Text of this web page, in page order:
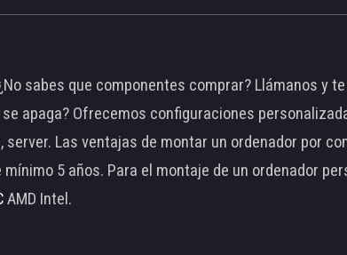
sabes que componentes comprar? Llámanos y
apaga? Ofrecemos configuraciones
Las ventajas de montar un ordenador por
5 años. Para el montaje de un ordenador
AMD Intel.